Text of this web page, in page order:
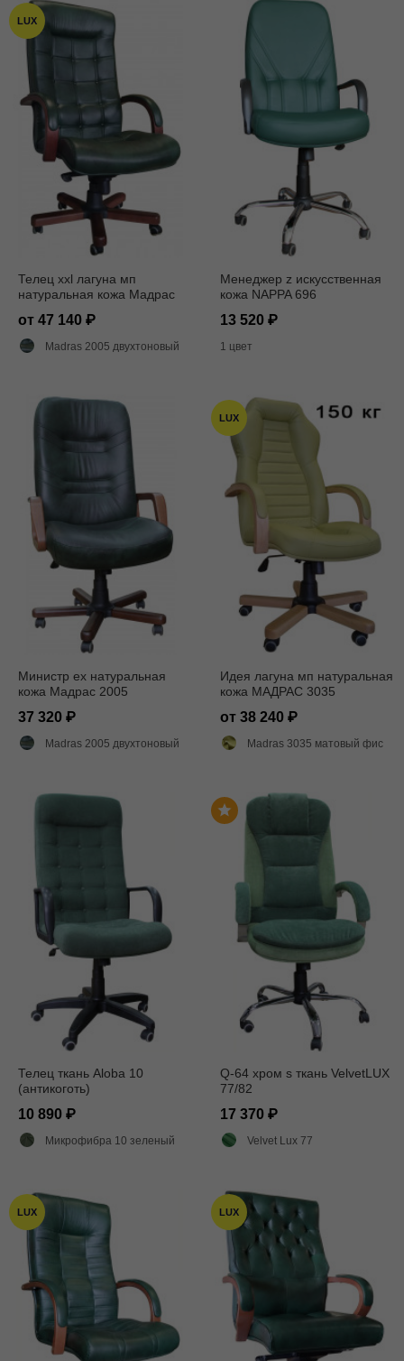
LUX
Телец xxl лагуна мп
натуральная кожа Мадрас
от 47 140
Madras 2005 двухтоновый глянец
Менеджер z искусственная
кожа NAPPA 696
13 520
1 цвет
Министр ех натуральная
кожа Мадрас 2005
37 320
Madras 2005 двухтоновый глянец
LUX
Идея лагуна мп натуральная
кожа МАДРАС 3035
от 38 240
Madras 3035 матовый фисташковый
Телец ткань Aloba 10
(антикоготь)
10 890
Микрофибра 10 зеленый
Q-64 хром s ткань VelvetLUX
77/82
17 370
Velvet Lux 77
LUX LUX